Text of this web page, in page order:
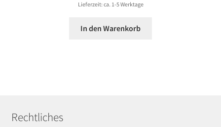
Lieferzeit: ca. 1-5 Werktage
In den Warenkorb
Rechtliches